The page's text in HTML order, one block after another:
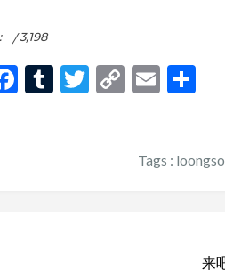
3,198
Facebook
Tumblr
Twitter
CopyEmail
Tags :
来